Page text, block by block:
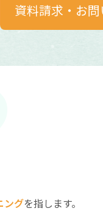
資料請求・お
ングを指します。